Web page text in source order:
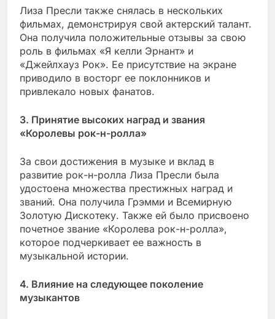
Лиза Пресли также снялась в нескольких
фильмах, демонстрируя свой актерский талант.
Она получила положительные отзывы за свою
роль в фильмах «Я келли Эрнант» и
«Джейлхауз Рок». Ее присутствие на экране
приводило в восторг ее поклонников и
привлекало новых фанатов.
3. Принятие высоких наград и звания
«Королевы рок-н-ролла»
За свои достижения в музыке и вклад в
развитие рок-н-ролла Лиза Пресли была
удостоена множества престижных наград и
званий. Она получила Грэмми и Всемирную
Золотую Дискотеку. Также ей было присвоено
почетное звание «Королева рок-н-ролла»,
которое подчеркивает ее важность в
музыкальной истории.
4. Влияние на следующее поколение
музыкантов